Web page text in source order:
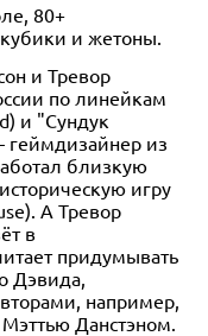
80+
и жетоны.
и Тревор
по линейкам
и "Сундук
геймдизайнер из
близкую
игру
А Тревор
в
придумывать
Дэвида,
например,
Данстэном.